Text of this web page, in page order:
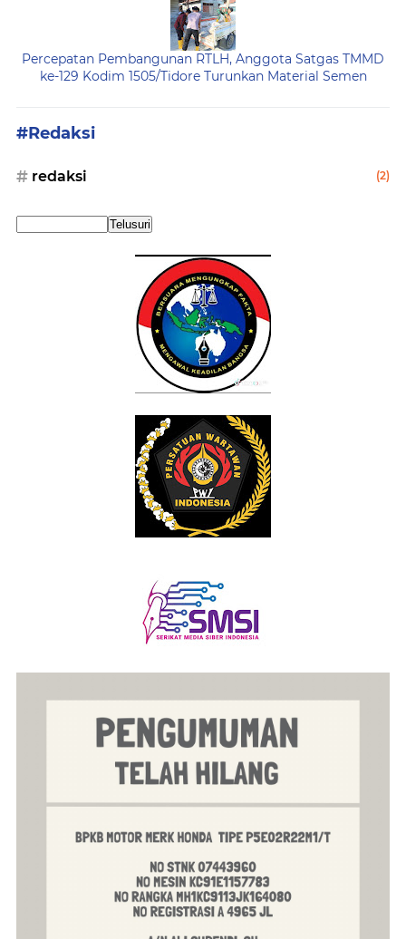
Percepatan Pembangunan RTLH, Anggota Satgas TMMD
ke-129 Kodim 1505/Tidore Turunkan Material Semen
#Redaksi
redaksi (2)